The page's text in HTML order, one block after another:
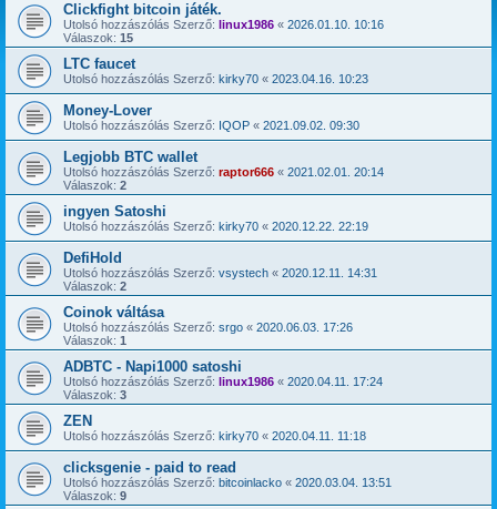
Clickfight bitcoin játék.
Utolsó hozzászólás Szerző: linux1986 « 2026.01.10. 10:16
Válaszok: 15
LTC faucet
Utolsó hozzászólás Szerző: kirky70 « 2023.04.16. 10:23
Money-Lover
Utolsó hozzászólás Szerző: IQOP « 2021.09.02. 09:30
Legjobb BTC wallet
Utolsó hozzászólás Szerző: raptor666 « 2021.02.01. 20:14
Válaszok: 2
ingyen Satoshi
Utolsó hozzászólás Szerző: kirky70 « 2020.12.22. 22:19
DefiHold
Utolsó hozzászólás Szerző: vsystech « 2020.12.11. 14:31
Válaszok: 2
Coinok váltása
Utolsó hozzászólás Szerző: srgo « 2020.06.03. 17:26
Válaszok: 1
ADBTC - Napi1000 satoshi
Utolsó hozzászólás Szerző: linux1986 « 2020.04.11. 17:24
Válaszok: 3
ZEN
Utolsó hozzászólás Szerző: kirky70 « 2020.04.11. 11:18
clicksgenie - paid to read
Utolsó hozzászólás Szerző: bitcoinlacko « 2020.03.04. 13:51
Válaszok: 9